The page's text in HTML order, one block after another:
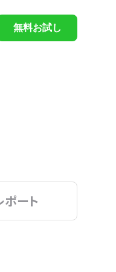
無料お試し
ポート